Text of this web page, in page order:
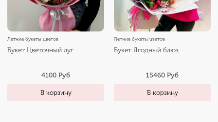
Летние букеты цветов
Букет Цветочный луг
4100 Руб
В корзину
Летние букеты цветов
Букет Ягодный блюз
15460 Руб
В корзину